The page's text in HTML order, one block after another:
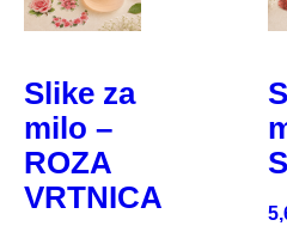
Slike za
milo –
ROZA
VRTNICA